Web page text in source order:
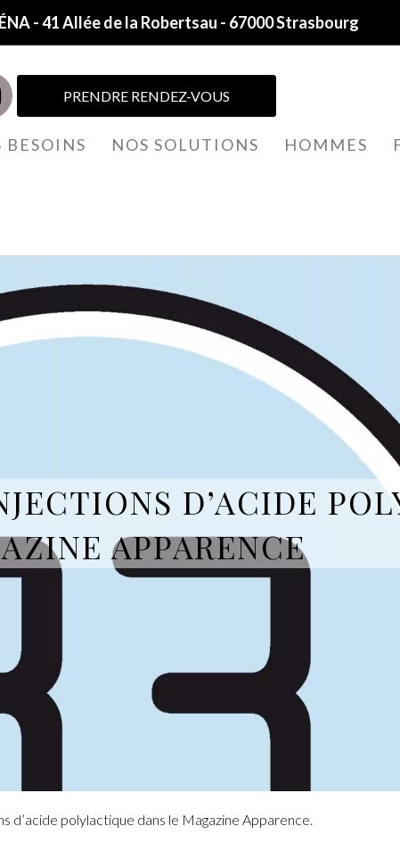
- 41 Allée de la Robertsau - 67000 Strasbourg
PRENDRE RENDEZ-VOUS
BESOINS NOS SOLUTIONS HOMMES
D’ACIDE
APPARENCE
d’acide polylactique dans le Magazine Apparence.